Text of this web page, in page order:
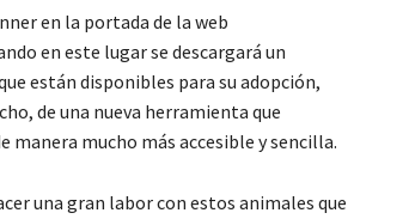
en la portada de la web
en este lugar se descargará un
están disponibles para su adopción,
de una nueva herramienta que
mucho más accesible y sencilla.
una gran labor con estos animales que